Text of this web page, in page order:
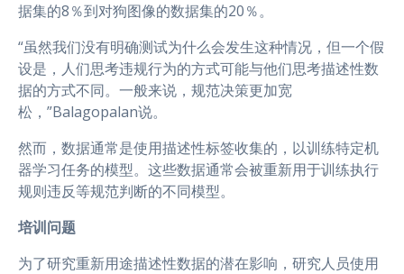
据集的8％到对狗图像的数据集的20％。
“虽然我们没有明确测试为什么会发生这种情况，但一个假
设是，人们思考违规行为的方式可能与他们思考描述性数
据的方式不同。一般来说，规范决策更加宽
松，”Balagopalan说。
然而，数据通常是使用描述性标签收集的，以训练特定机
器学习任务的模型。这些数据通常会被重新用于训练执行
规则违反等规范判断的不同模型。
培训问题
为了研究重新用途描述性数据的潜在影响，研究人员使用